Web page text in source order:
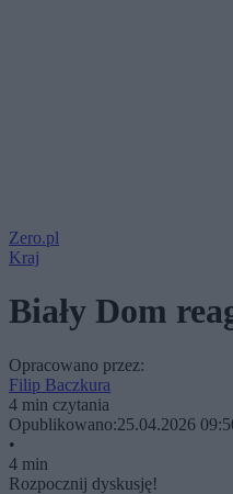
Zero.pl
Kraj
Biały Dom
Opracowano przez:
Filip Baczkura
4 min czytania
Opublikowano:25.04.2026
•
4 min
Rozpocznij dyskusję!